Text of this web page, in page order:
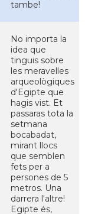
tambe!
No importa la
idea que
tinguis sobre
les meravelles
arqueològiques
d'Egipte que
hagis vist. Et
passaras tota la
setmana
bocabadat,
mirant llocs
que semblen
fets per a
persones de 5
metros. Una
darrera l'altre!
Egipte és,